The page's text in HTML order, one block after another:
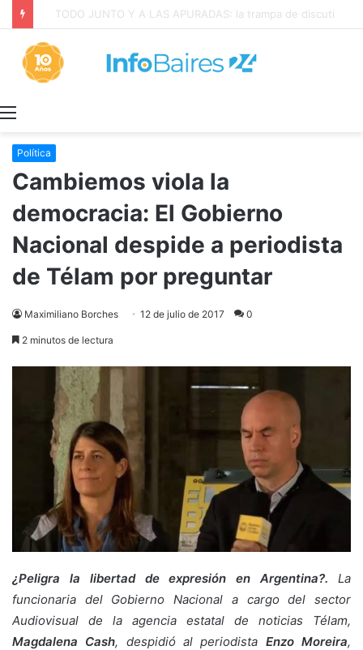
La INFLACIÓN de CABA se DISPARÓ al 2,9% en JULIO: 19,4% en 2026
Política
Cambiemos viola la
democracia: El Gobierno
Nacional despide a periodista
de Télam por preguntar
Maximiliano Borches 12 de julio de 2017 0
2 minutos de lectura
¿Peligra la libertad de expresión en Argentina?. La
funcionaria del Gobierno Nacional a cargo del sector
Audiovisual de la agencia estatal de noticias Télam,
Magdalena Cash, despidió al periodista Enzo Moreira,